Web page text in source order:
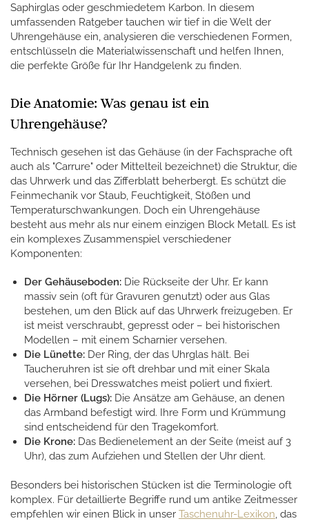
Saphirglas oder geschmiedetem Karbon. In diesem
umfassenden Ratgeber tauchen wir tief in die Welt der
Uhrengehäuse ein, analysieren die verschiedenen Formen,
entschlüsseln die Materialwissenschaft und helfen Ihnen,
die perfekte Größe für Ihr Handgelenk zu finden.
Die Anatomie: Was genau ist ein
Uhrengehäuse?
Technisch gesehen ist das Gehäuse (in der Fachsprache oft
auch als "Carrure" oder Mittelteil bezeichnet) die Struktur, die
das Uhrwerk und das Zifferblatt beherbergt. Es schützt die
Feinmechanik vor Staub, Feuchtigkeit, Stößen und
Temperaturschwankungen. Doch ein Uhrengehäuse
besteht aus mehr als nur einem einzigen Block Metall. Es ist
ein komplexes Zusammenspiel verschiedener
Komponenten:
Der Gehäuseboden: Die Rückseite der Uhr. Er kann
massiv sein (oft für Gravuren genutzt) oder aus Glas
bestehen, um den Blick auf das Uhrwerk freizugeben. Er
ist meist verschraubt, gepresst oder – bei historischen
Modellen – mit einem Scharnier versehen.
Die Lünette: Der Ring, der das Uhrglas hält. Bei
Taucheruhren ist sie oft drehbar und mit einer Skala
versehen, bei Dresswatches meist poliert und fixiert.
Die Hörner (Lugs): Die Ansätze am Gehäuse, an denen
das Armband befestigt wird. Ihre Form und Krümmung
sind entscheidend für den Tragekomfort.
Die Krone: Das Bedienelement an der Seite (meist auf 3
Uhr), das zum Aufziehen und Stellen der Uhr dient.
Besonders bei historischen Stücken ist die Terminologie oft
komplex. Für detaillierte Begriffe rund um antike Zeitmesser
empfehlen wir einen Blick in unser Taschenuhr-Lexikon, das